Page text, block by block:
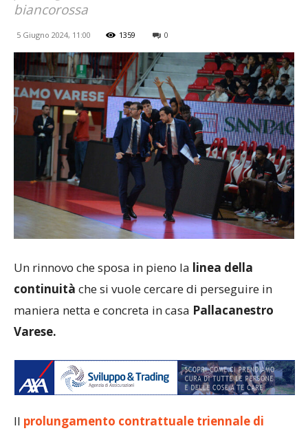
biancorossa
5 Giugno 2024, 11:00 1359 0
Un rinnovo che sposa in pieno la linea della
continuità che si vuole cercare di perseguire in
maniera netta e concreta in casa Pallacanestro
Varese.
Il prolungamento contrattuale triennale di